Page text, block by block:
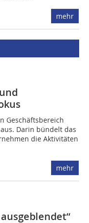
mehr
Geschäftsbereich
Darin bündelt das
die Aktivitäten
mehr